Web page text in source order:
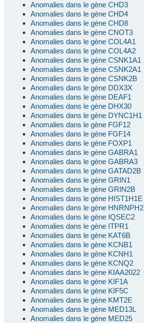
Anomalies dans le gène CHD3
Anomalies dans le gène CHD4
Anomalies dans le gène CHD8
Anomalies dans le gène CNOT3
Anomalies dans le gène COL4A1
Anomalies dans le gène COL4A2
Anomalies dans le gène CSNK1A1
Anomalies dans le gène CSNK2A1
Anomalies dans le gène CSNK2B
Anomalies dans le gène DDX3X
Anomalies dans le gène DEAF1
Anomalies dans le gène DHX30
Anomalies dans le gène DYNC1H1
Anomalies dans le gène FGF12
Anomalies dans le gène FGF14
Anomalies dans le gène FOXP1
Anomalies dans le gène GABRA1
Anomalies dans le gène GABRA3
Anomalies dans le gène GATAD2B
Anomalies dans le gène GRIN1
Anomalies dans le gène GRIN2B
Anomalies dans le gène HIST1H1E
Anomalies dans le gène HNRNPH2
Anomalies dans le gène IQSEC2
Anomalies dans le gène ITPR1
Anomalies dans le gène KAT6B
Anomalies dans le gène KCNB1
Anomalies dans le gène KCNH1
Anomalies dans le gène KCNQ2
Anomalies dans le gène KIAA2022
Anomalies dans le gène KIF1A
Anomalies dans le gène KIF5C
Anomalies dans le gène KMT2E
Anomalies dans le gène MED13L
Anomalies dans le gène MED25